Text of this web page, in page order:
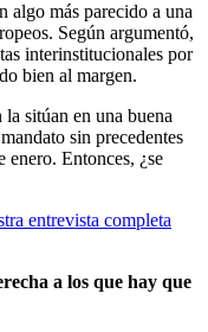
algo más parecido a una
Según argumentó,
interinstitucionales por
bien al margen.
sitúan en una buena
sin precedentes
enero. Entonces, ¿se
entrevista completa
a los que hay que